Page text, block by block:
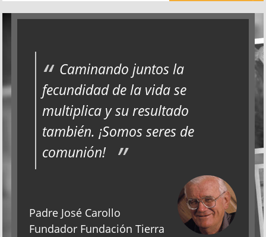
Caminando juntos la
fecundidad de la vida se
multiplica y su resultado
también. ¡Somos seres de
comunión!
Padre José Carollo
Fundador Fundación Tierra